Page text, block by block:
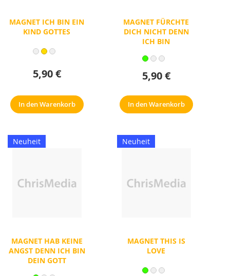
MAGNET ICH BIN EIN
KIND GOTTES
5,90 €
In den Warenkorb
MAGNET FÜRCHTE
DICH NICHT DENN
ICH BIN
5,90 €
In den Warenkorb
Neuheit
MAGNET HAB KEINE
ANGST DENN ICH BIN
DEIN GOTT
Neuheit
MAGNET THIS IS
LOVE